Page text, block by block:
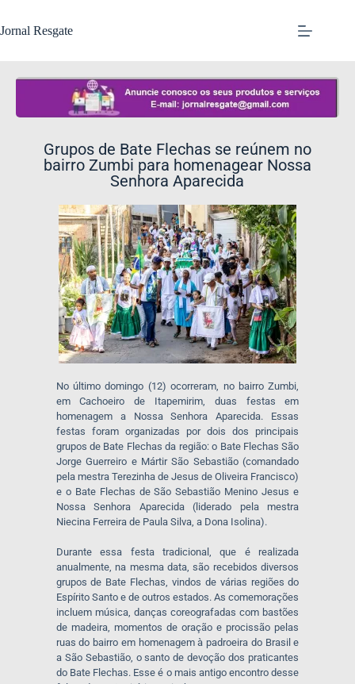
Jornal Resgate
Grupos de Bate Flechas se reúnem no
bairro Zumbi para homenagear Nossa
Senhora Aparecida
No último domingo (12) ocorreram, no bairro Zumbi,
em Cachoeiro de Itapemirim, duas festas em
homenagem a Nossa Senhora Aparecida. Essas
festas foram organizadas por dois dos principais
grupos de Bate Flechas da região: o Bate Flechas São
Jorge Guerreiro e Mártir São Sebastião (comandado
pela mestra Terezinha de Jesus de Oliveira Francisco)
e o Bate Flechas de São Sebastião Menino Jesus e
Nossa Senhora Aparecida (liderado pela mestra
Niecina Ferreira de Paula Silva, a Dona Isolina).
Durante essa festa tradicional, que é realizada
anualmente, na mesma data, são recebidos diversos
grupos de Bate Flechas, vindos de várias regiões do
Espírito Santo e de outros estados. As comemorações
incluem música, danças coreografadas com bastões
de madeira, momentos de oração e procissão pelas
ruas do bairro em homenagem à padroeira do Brasil e
a São Sebastião, o santo de devoção dos praticantes
do Bate Flechas. Esse é o mais antigo encontro desse